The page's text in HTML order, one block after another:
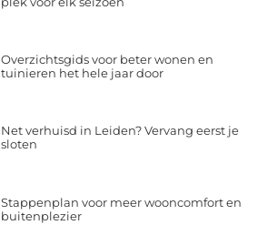
Overzichtsgids voor beter wonen en
tuinieren het hele jaar door
Net verhuisd in Leiden? Vervang eerst je
sloten
Stappenplan voor meer wooncomfort en
buitenplezier